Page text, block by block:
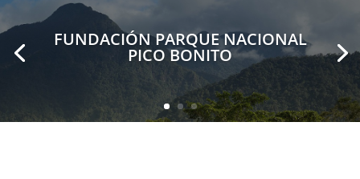
FUNDACIÓN PARQUE NACIONAL
PICO BONITO